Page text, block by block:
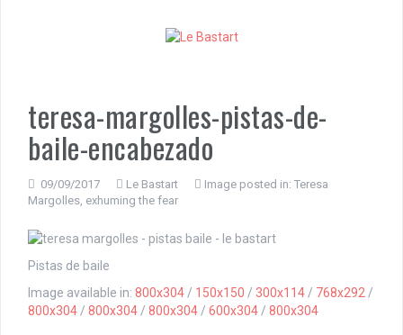
teresa-margolles-pistas-de-
baile-encabezado
09/09/2017 Le Bastart Image posted in: Teresa
Margolles, exhuming the fear
Pistas de baile
Image available in: 800x304 / 150x150 / 300x114 / 768x292 /
800x304 / 800x304 / 800x304 / 600x304 / 800x304